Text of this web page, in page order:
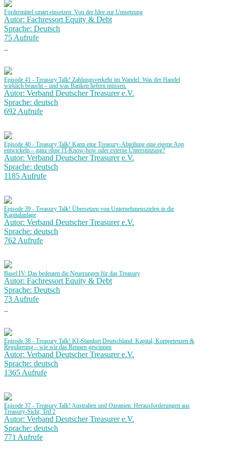
Fördermittel smart einsetzen: Von der Idee zur Umsetzung
Autor: Fachressort Equity & Debt
Sprache: Deutsch
75 Aufrufe
Episode 41 - Treasury Talk! Zahlungsverkehr im Wandel: Was der Handel
wirklich braucht – und was Banken liefern müssen.
Autor: Verband Deutscher Treasurer e.V.
Sprache: deutsch
692 Aufrufe
Episode 40 - Treasury Talk! Kann eine Treasury-Abteilung eine eigene App
entwickeln – ganz ohne IT-Know-how oder externe Unterstützung?
Autor: Verband Deutscher Treasurer e.V.
Sprache: deutsch
1185 Aufrufe
Episode 39 - Treasury Talk! Übersetzen von Unternehmenszielen in die
Kapitalanlage
Autor: Verband Deutscher Treasurer e.V.
Sprache: deutsch
762 Aufrufe
Basel IV: Das bedeuten die Neuerungen für das Treasury
Autor: Fachressort Equity & Debt
Sprache: Deutsch
73 Aufrufe
Episode 38 - Treasury Talk! KI-Standort Deutschland: Kapital, Kompetenzen &
Regulierung – wie wir das Rennen gewinnen
Autor: Verband Deutscher Treasurer e.V.
Sprache: deutsch
1365 Aufrufe
Episode 37 - Treasury Talk! Australien und Ozeanien: Herausforderungen aus
Treasury-Sicht, Teil 2
Autor: Verband Deutscher Treasurer e.V.
Sprache: deutsch
771 Aufrufe